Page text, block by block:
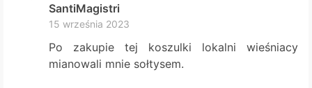
SantiMagistri
15 września 2023
Po zakupie tej koszulki lokalni wieśniacy
mianowali mnie sołtysem.